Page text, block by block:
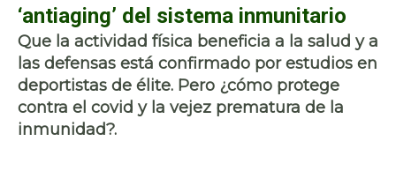
‘antiaging’ del sistema inmunitario
Que la actividad física beneficia a la salud y a
las defensas está confirmado por estudios en
deportistas de élite. Pero ¿cómo protege
contra el covid y la vejez prematura de la
inmunidad?.